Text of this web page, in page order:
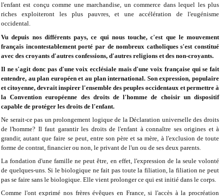
l'enfant est conçu comme une marchandise, un commerce dans lequel les plus
riches exploiteront les plus pauvres, et une accélération de l'eugénisme
occidental.
Vu depuis nos différents pays, ce qui nous touche, c'est que le mouvement
français incontestablement porté par de nombreux catholiques s'est constitué
avec des croyants d'autres confessions, d'autres religions et des non-croyants.
Il ne s'agit donc pas d'une voix ecclésiale mais d'une voix française qui se fait
entendre, au plan européen et au plan international. Son expression, populaire
et citoyenne, devrait inspirer l'ensemble des peuples occidentaux et permettre à
la Convention européenne des droits de l'homme de choisir un dispositif
capable de protéger les droits de l'enfant.
Ne serait-ce pas un prolongement logique de la Déclaration universelle des droits
de l'homme? Il faut garantir les droits de l'enfant à connaître ses origines et à
grandir, autant que faire se peut, entre son père et sa mère, à l'exclusion de toute
forme de contrat, financier ou non, le privant de l'un ou de ses deux parents.
La fondation d'une famille ne peut être, en effet, l'expression de la seule volonté
de quelques-uns. Si le biologique ne fait pas toute la filiation, la filiation ne peut
pas se faire sans le biologique. Elle vient prolonger ce qui est initié dans le corps.
Comme l'ont exprimé nos frères évêques en France, si l'accès à la procréation